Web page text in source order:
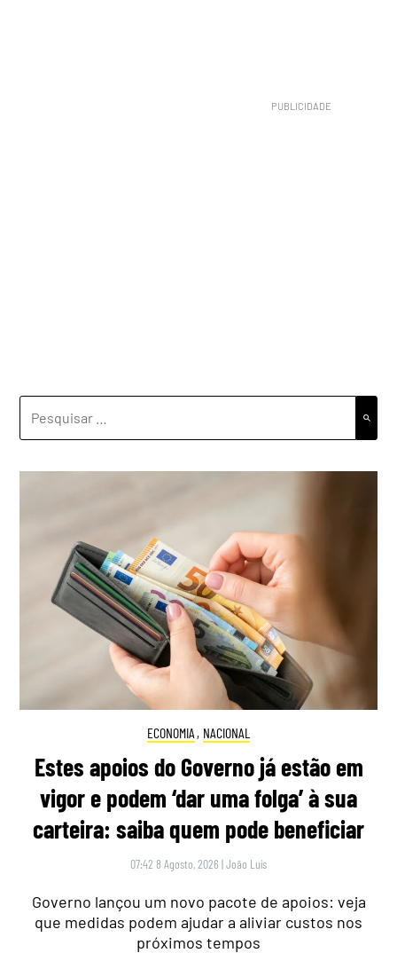
ECONOMIA , NACIONAL
Estes apoios do Governo já estão em
vigor e podem ‘dar uma folga’ à sua
carteira: saiba quem pode beneficiar
07:42 8 Agosto, 2026 |João Luís
Governo lançou um novo pacote de apoios: veja
que medidas podem ajudar a aliviar custos nos
próximos tempos